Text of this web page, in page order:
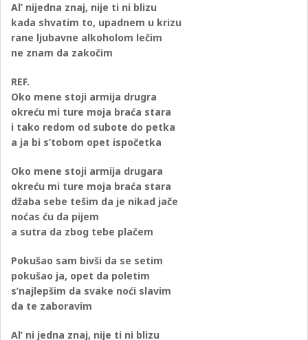
Al’ nijedna znaj, nije ti ni blizu
kada shvatim to, upadnem u krizu
rane ljubavne alkoholom lečim
ne znam da zakočim
REF.
Oko mene stoji armija drugra
okreću mi ture moja braća stara
i tako redom od subote do petka
a ja bi s’tobom opet ispočetka
Oko mene stoji armija drugara
okreću mi ture moja braća stara
džaba sebe tešim da je nikad jače
noćas ću da pijem
a sutra da zbog tebe plačem
Pokušao sam bivši da se setim
pokušao ja, opet da poletim
s’najlepšim da svake noći slavim
da te zaboravim
Al’ ni jedna znaj, nije ti ni blizu